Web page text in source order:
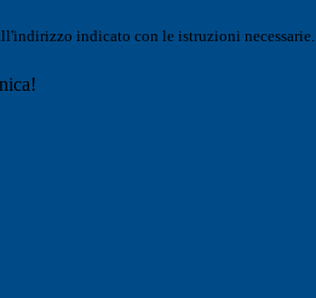
indicato con le istruzioni necessarie.